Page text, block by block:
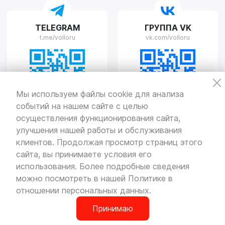
Мы используем файлы cookie для анализа
событий на нашем сайте с целью
осуществления функционирования сайта,
улучшения нашей работы и обслуживания
клиентов. Продолжая просмотр страниц этого
сайта, вы принимаете условия его
использования. Более подробные сведения
можно посмотреть в нашей Политике в
отношении персональных данных.
Принимаю
VOLLO Рязань
г. Рязань, улица Островского, д.109/2
Пн-Пт с 9:00 до 20:00, Сб-Вс выходной
VOLLO Тверь
г. Тверь, проспект Николая Корыткова, 17А
Пн-Пт с 9:00 до 19:00 Сб-Вс с 10:00 до 19:00
TELEGRAM
t.me/volloru
ГРУППА VK
vk.com/volloru
© Все права защищены. Информация сайта защищена законом
об авторских правах.
Политикаконфиденциальности
Разработкаи продвижение — «SeoOlimp»